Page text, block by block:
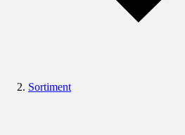
Sortiment